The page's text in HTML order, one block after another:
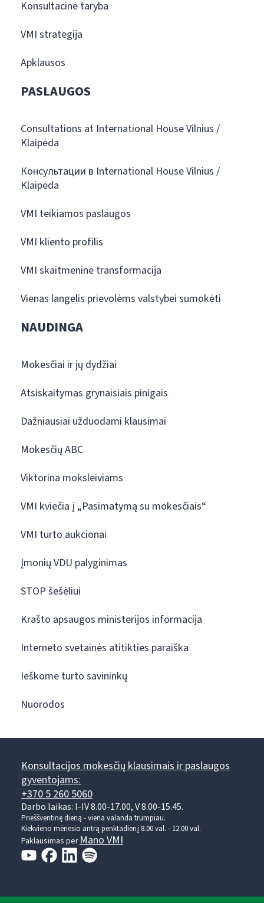
Konsultacinė taryba
VMI strategija
Apklausos
PASLAUGOS
Consultations at International House Vilnius /
Klaipėda
Консультации в International House Vilnius /
Klaipėda
VMI teikiamos paslaugos
VMI kliento profilis
VMI skaitmeninė transformacija
Vienas langelis prievolėms valstybei sumokėti
NAUDINGA
Mokesčiai ir jų dydžiai
Atsiskaitymas grynaisiais pinigais
Dažniausiai užduodami klausimai
Mokesčių ABC
Viktorina moksleiviams
VMI kviečia į „Pasimatymą su mokesčiais“
VMI turto aukcionai
Įmonių VDU palyginimas
STOP šešėliui
Krašto apsaugos ministerijos informacija
Interneto svetainės atitikties paraiška
Ieškome turto savininkų
Nuorodos
Konsultacijos mokesčių klausimais ir paslaugos
gyventojams:
+370 5 260 5060
Darbo laikas: I-IV 8.00-17.00, V 8.00-15.45.
Prieššventinę dieną - viena valanda trumpiau.
Kiekvieno mėnesio antrą penktadienį 8.00 val. - 12.00 val.
Paklausimas per Mano VMI